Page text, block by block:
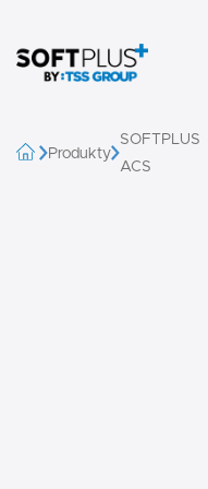
Produkty
SOFTPLUS
ACS